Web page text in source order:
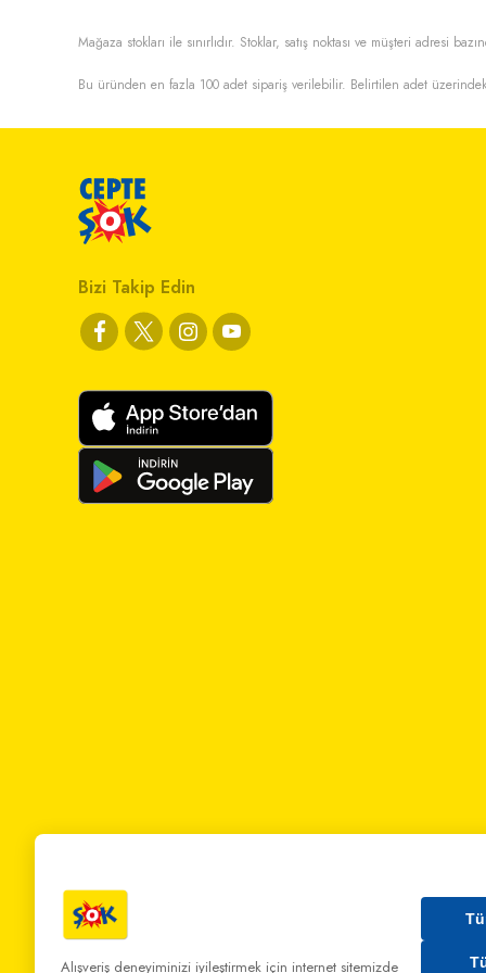
Mağaza stokları ile sınırlıdır. Stoklar, satış noktası ve müşteri adresi
Bu üründen en fazla 100 adet sipariş verilebilir. Belirtilen adet
Bizi Takip Edin
Alışveriş deneyiminizi iyileştirmek için internet sitemizde